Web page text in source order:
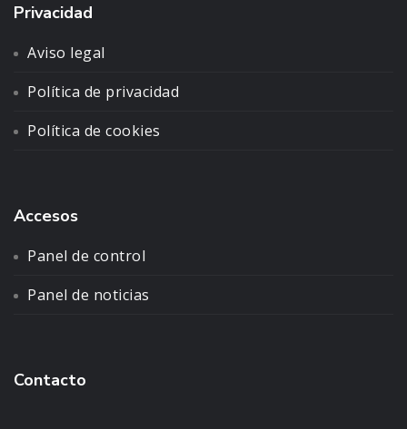
Privacidad
Aviso legal
Política de privacidad
Política de cookies
Accesos
Panel de control
Panel de noticias
Contacto